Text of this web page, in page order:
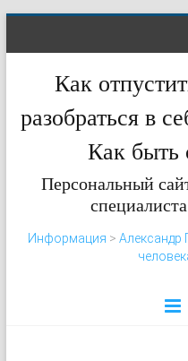
Как
разобраться в
Как быть
Персональный
Информация > Александр